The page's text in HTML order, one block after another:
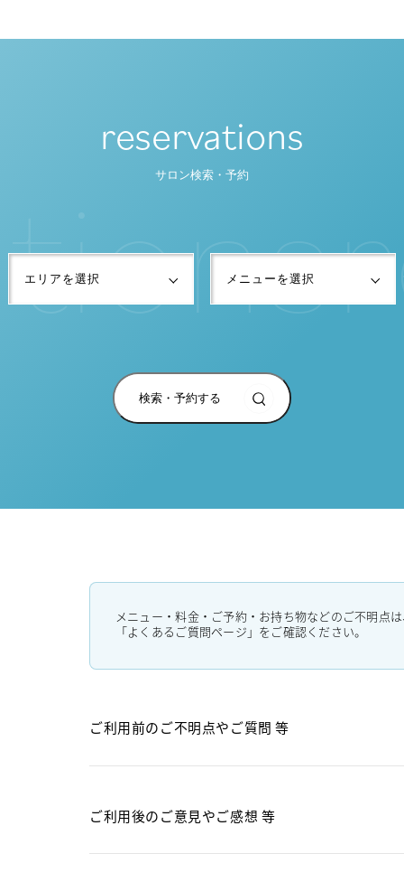
reservations
サロン検索・予約
検索・予約する
tionsr
メニュー・料金・ご予約・お持ち物などのご不明点
「よくあるご質問ページ」をご確認ください。
ご利用前のご不明点やご質問 等
ご利用後のご意見やご感想 等